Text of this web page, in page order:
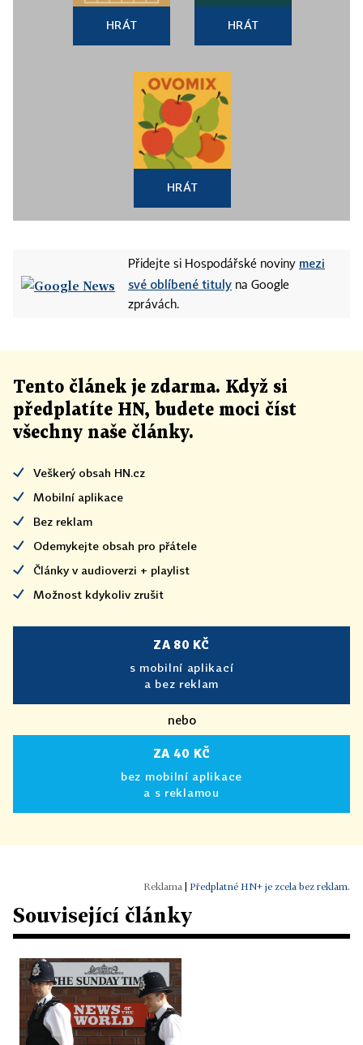
HRÁT HRÁT
HRÁT
Přidejte si Hospodářské noviny mezi
své oblíbené tituly na Google
zprávách.
Tento článek je zdarma. Když si
předplatíte HN, budete moci číst
všechny naše články.
Veškerý obsah HN.cz
Mobilní aplikace
Bez reklam
Odemykejte obsah pro přátele
Články v audioverzi + playlist
Možnost kdykoliv zrušit
ZA 80 KČ
s mobilní aplikací
a bez reklam
nebo
ZA 40 KČ
bez mobilní aplikace
a s reklamou
Předplatné HN+ je zcela bez reklam.
Související články